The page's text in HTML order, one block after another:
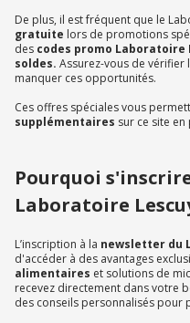
De plus, il est fréquent que le
gratuite lors de promotions
des codes promo Laboratoire
soldes. Assurez-vous de
manquer ces opportunités.
Ces offres spéciales vous
supplémentaires sur ce site
Pourquoi
Laboratoire
L’inscription à la newsletter du
d'accéder à des avantages
alimentaires et solutions de
recevez directement dans votre
des conseils personnalisés pour